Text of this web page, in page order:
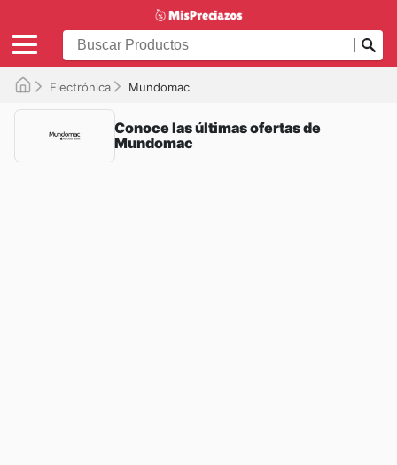
Electrónica Mundomac
Conoce las últimas ofertas de
Mundomac